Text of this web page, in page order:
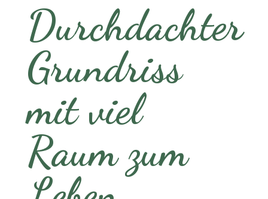
Durchdachter
Grundriss
mit viel
Raum zum